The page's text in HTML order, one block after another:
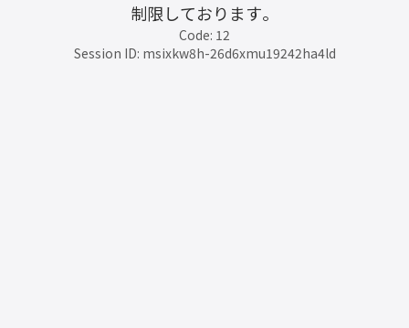
制限しております。
Code: 12
Session ID: msixkw8h-26d6xmu19242ha4ld